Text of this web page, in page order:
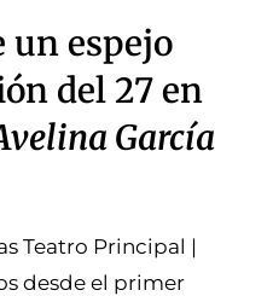
un espejo
del 27 en
García
Teatro Principal |
desde el primer